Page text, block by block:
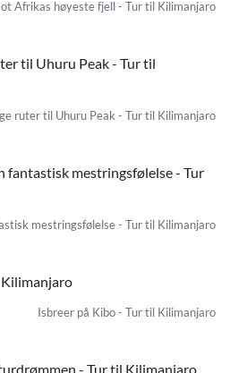
Afrikas høyeste fjell - Tur til Kilimanjaro
ruter til Uhuru Peak - Tur til Kilimanjaro
mestringsfølelse - Tur til Kilimanjaro
Isbreer på Kibo - Tur til Kilimanjaro